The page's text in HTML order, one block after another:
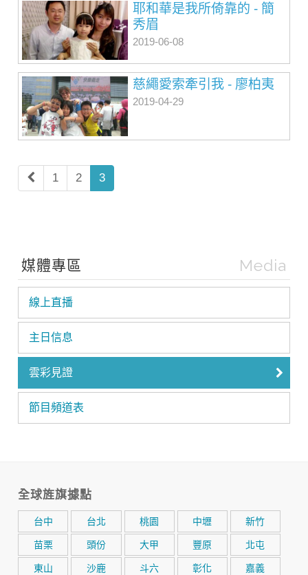
耶和華是我所倚靠的 - 簡
秀眉
2019-06-08
慈繩愛索牽引我 - 廖柏夷
2019-04-29
1 2 3
媒體專區 Media
線上直播
主日信息
雲彩見證
節目頻道表
全球旌旗據點
台中 台北 桃園 中壢 新竹
苗栗 頭份 大甲 豐原 北屯
東山 沙鹿 斗六 彰化 嘉義